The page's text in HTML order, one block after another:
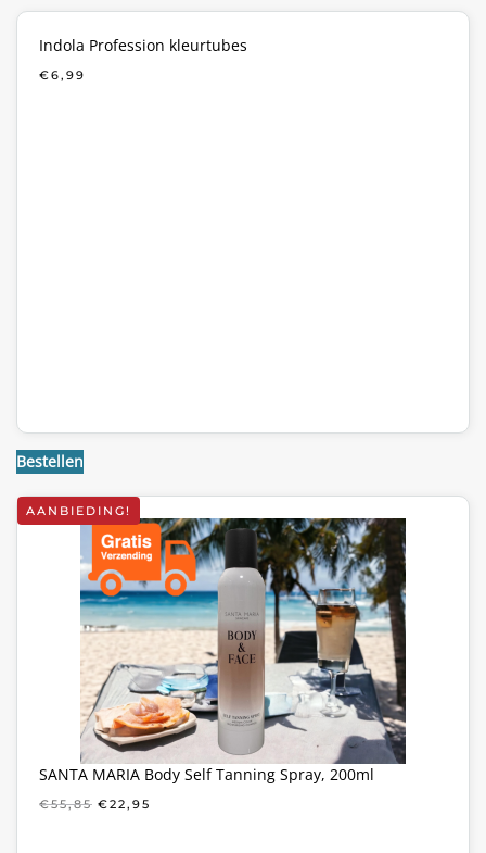
Indola Profession kleurtubes
€6,99
Bestellen
AANBIEDING!
SANTA MARIA Body Self Tanning Spray, 200ml
€55,85 OORSPRONKELIJKE
€22,95